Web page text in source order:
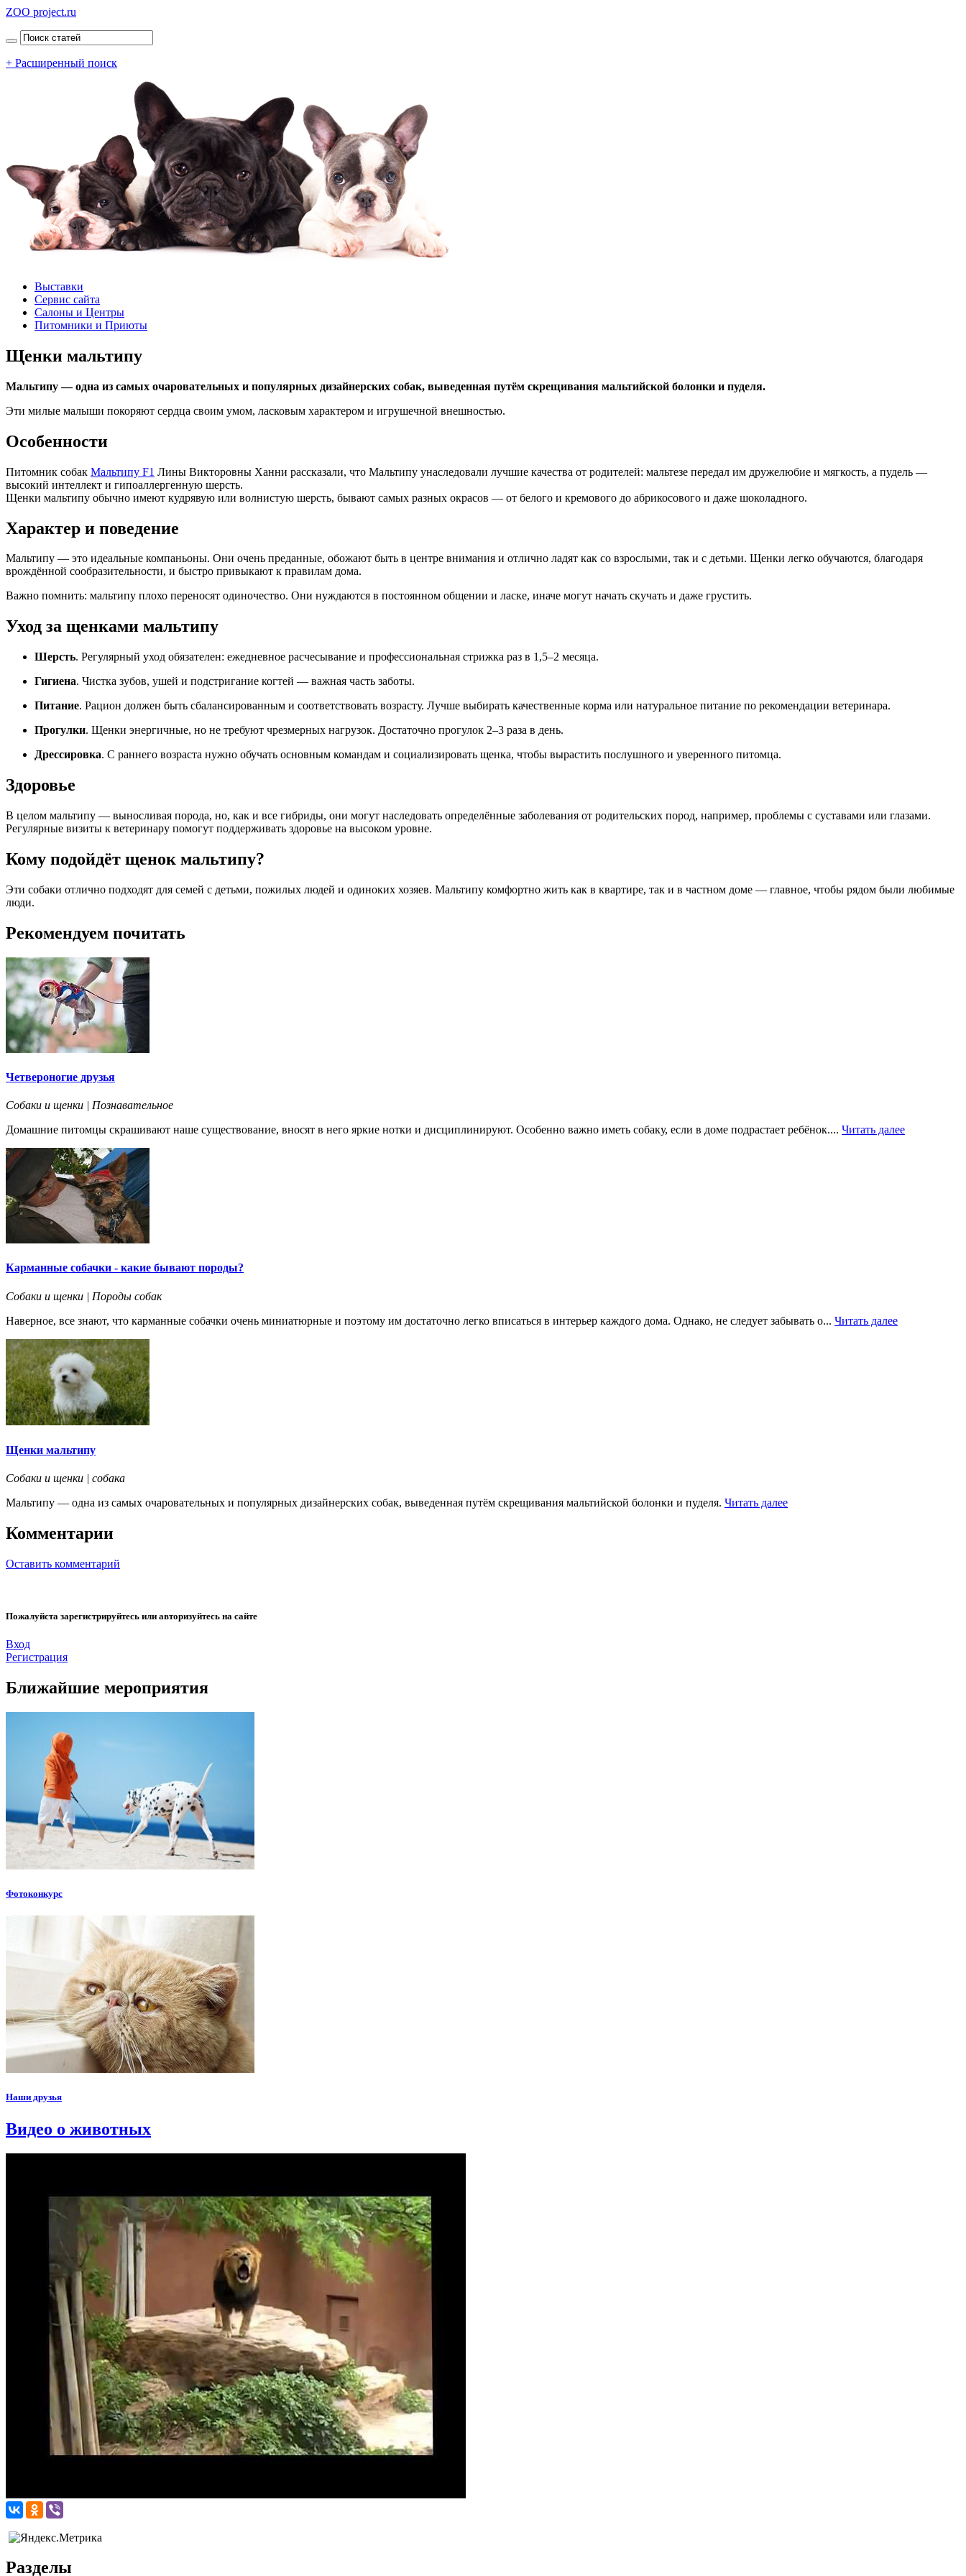
ZOO project.ru
+ Расширенный поиск
Выставки
Сервис сайта
Салоны и Центры
Питомники и Приюты
Щенки мальтипу
Мальтипу — одна из самых очаровательных и популярных дизайнерских собак, выведенная путём скрещивания мальтийской болонки и пуделя.
Эти милые малыши покоряют сердца своим умом, ласковым характером и игрушечной внешностью.
Особенности
Питомник собак Мальтипу F1 Лины Викторовны Ханни рассказали, что Мальтипу унаследовали лучшие качества от родителей: мальтезе передал им дружелюбие и мягкость, а пудель —
высокий интеллект и гипоаллергенную шерсть.
Щенки мальтипу обычно имеют кудрявую или волнистую шерсть, бывают самых разных окрасов — от белого и кремового до абрикосового и даже шоколадного.
Характер и поведение
Мальтипу — это идеальные компаньоны. Они очень преданные, обожают быть в центре внимания и отлично ладят как со взрослыми, так и с детьми. Щенки легко обучаются, благодаря
врождённой сообразительности, и быстро привыкают к правилам дома.
Важно помнить: мальтипу плохо переносят одиночество. Они нуждаются в постоянном общении и ласке, иначе могут начать скучать и даже грустить.
Уход за щенками мальтипу
Шерсть. Регулярный уход обязателен: ежедневное расчесывание и профессиональная стрижка раз в 1,5–2 месяца.
Гигиена. Чистка зубов, ушей и подстригание когтей — важная часть заботы.
Питание. Рацион должен быть сбалансированным и соответствовать возрасту. Лучше выбирать качественные корма или натуральное питание по рекомендации ветеринара.
Прогулки. Щенки энергичные, но не требуют чрезмерных нагрузок. Достаточно прогулок 2–3 раза в день.
Дрессировка. С раннего возраста нужно обучать основным командам и социализировать щенка, чтобы вырастить послушного и уверенного питомца.
Здоровье
В целом мальтипу — выносливая порода, но, как и все гибриды, они могут наследовать определённые заболевания от родительских пород, например, проблемы с суставами или глазами.
Регулярные визиты к ветеринару помогут поддерживать здоровье на высоком уровне.
Кому подойдёт щенок мальтипу?
Эти собаки отлично подходят для семей с детьми, пожилых людей и одиноких хозяев. Мальтипу комфортно жить как в квартире, так и в частном доме — главное, чтобы рядом были любимые
люди.
Рекомендуем почитать
Четвероногие друзья
Собаки и щенки | Познавательное
Домашние питомцы скрашивают наше существование, вносят в него яркие нотки и дисциплинируют. Особенно важно иметь собаку, если в доме подрастает ребёнок.... Читать далее
Карманные собачки - какие бывают породы?
Собаки и щенки | Породы собак
Наверное, все знают, что карманные собачки очень миниатюрные и поэтому им достаточно легко вписаться в интерьер каждого дома. Однако, не следует забывать о... Читать далее
Щенки мальтипу
Собаки и щенки | собака
Мальтипу — одна из самых очаровательных и популярных дизайнерских собак, выведенная путём скрещивания мальтийской болонки и пуделя. Читать далее
Комментарии
Оставить комментарий
Пожалуйста зарегистрируйтесь или авторизуйтесь на сайте
Вход
Регистрация
Ближайшие мероприятия
Фотоконкурс
Наши друзья
Видео о животных
Разделы